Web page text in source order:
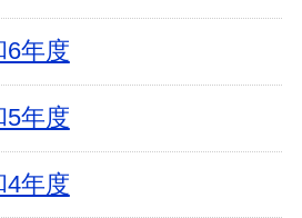
6年度
5年度
4年度